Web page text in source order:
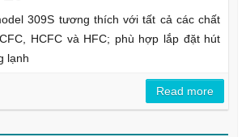
309S tương thích với tất cả các chất
HCFC và HFC; phù hợp lắp đặt hút
lạnh
Read more